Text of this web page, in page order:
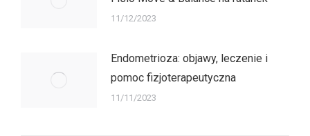
11/12/2023
Endometrioza: objawy, leczenie i
pomoc fizjoterapeutyczna
11/11/2023